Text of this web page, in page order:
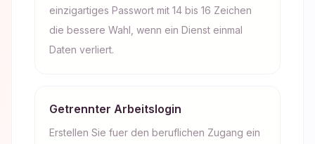
einzigartiges Passwort mit 14 bis 16 Zeichen
die bessere Wahl, wenn ein Dienst einmal
Daten verliert.
Getrennter Arbeitslogin
Erstellen Sie fuer den beruflichen Zugang ein